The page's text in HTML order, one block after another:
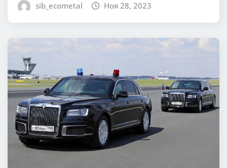
sib_ecometal Ноя 28, 2023